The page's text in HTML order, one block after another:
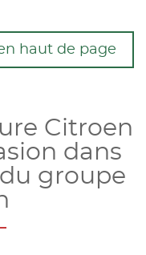
haut de page
Citroen
dans
groupe